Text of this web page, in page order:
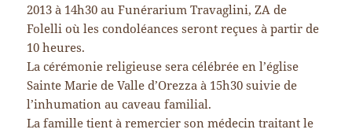
2013 à 14h30 au Funérarium Travaglini, ZA de
Folelli où les condoléances seront reçues à partir de
10 heures.
La cérémonie religieuse sera célébrée en l’église
Sainte Marie de Valle d’Orezza à 15h30 suivie de
l’inhumation au caveau familial.
La famille tient à remercier son médecin traitant le